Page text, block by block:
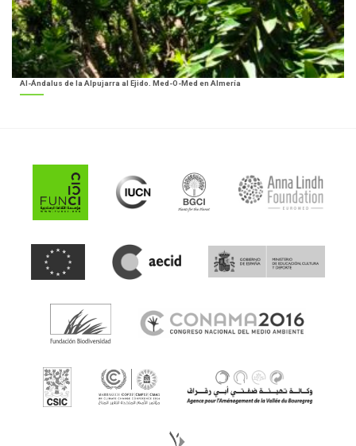
Al-Ándalus de la Alpujarra al Ejido. Med-O-Med en Almería